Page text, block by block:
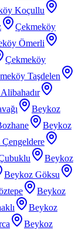
Koçullu
Çekmeköy
Ömerli
Çekmeköy
Taşdelen
Beykoz
Beykoz
Beykoz
Beykoz Göksu
Beykoz
Beykoz
Beykoz